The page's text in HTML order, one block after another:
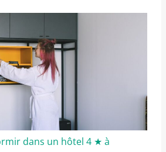
dans un hôtel 4 ★ à